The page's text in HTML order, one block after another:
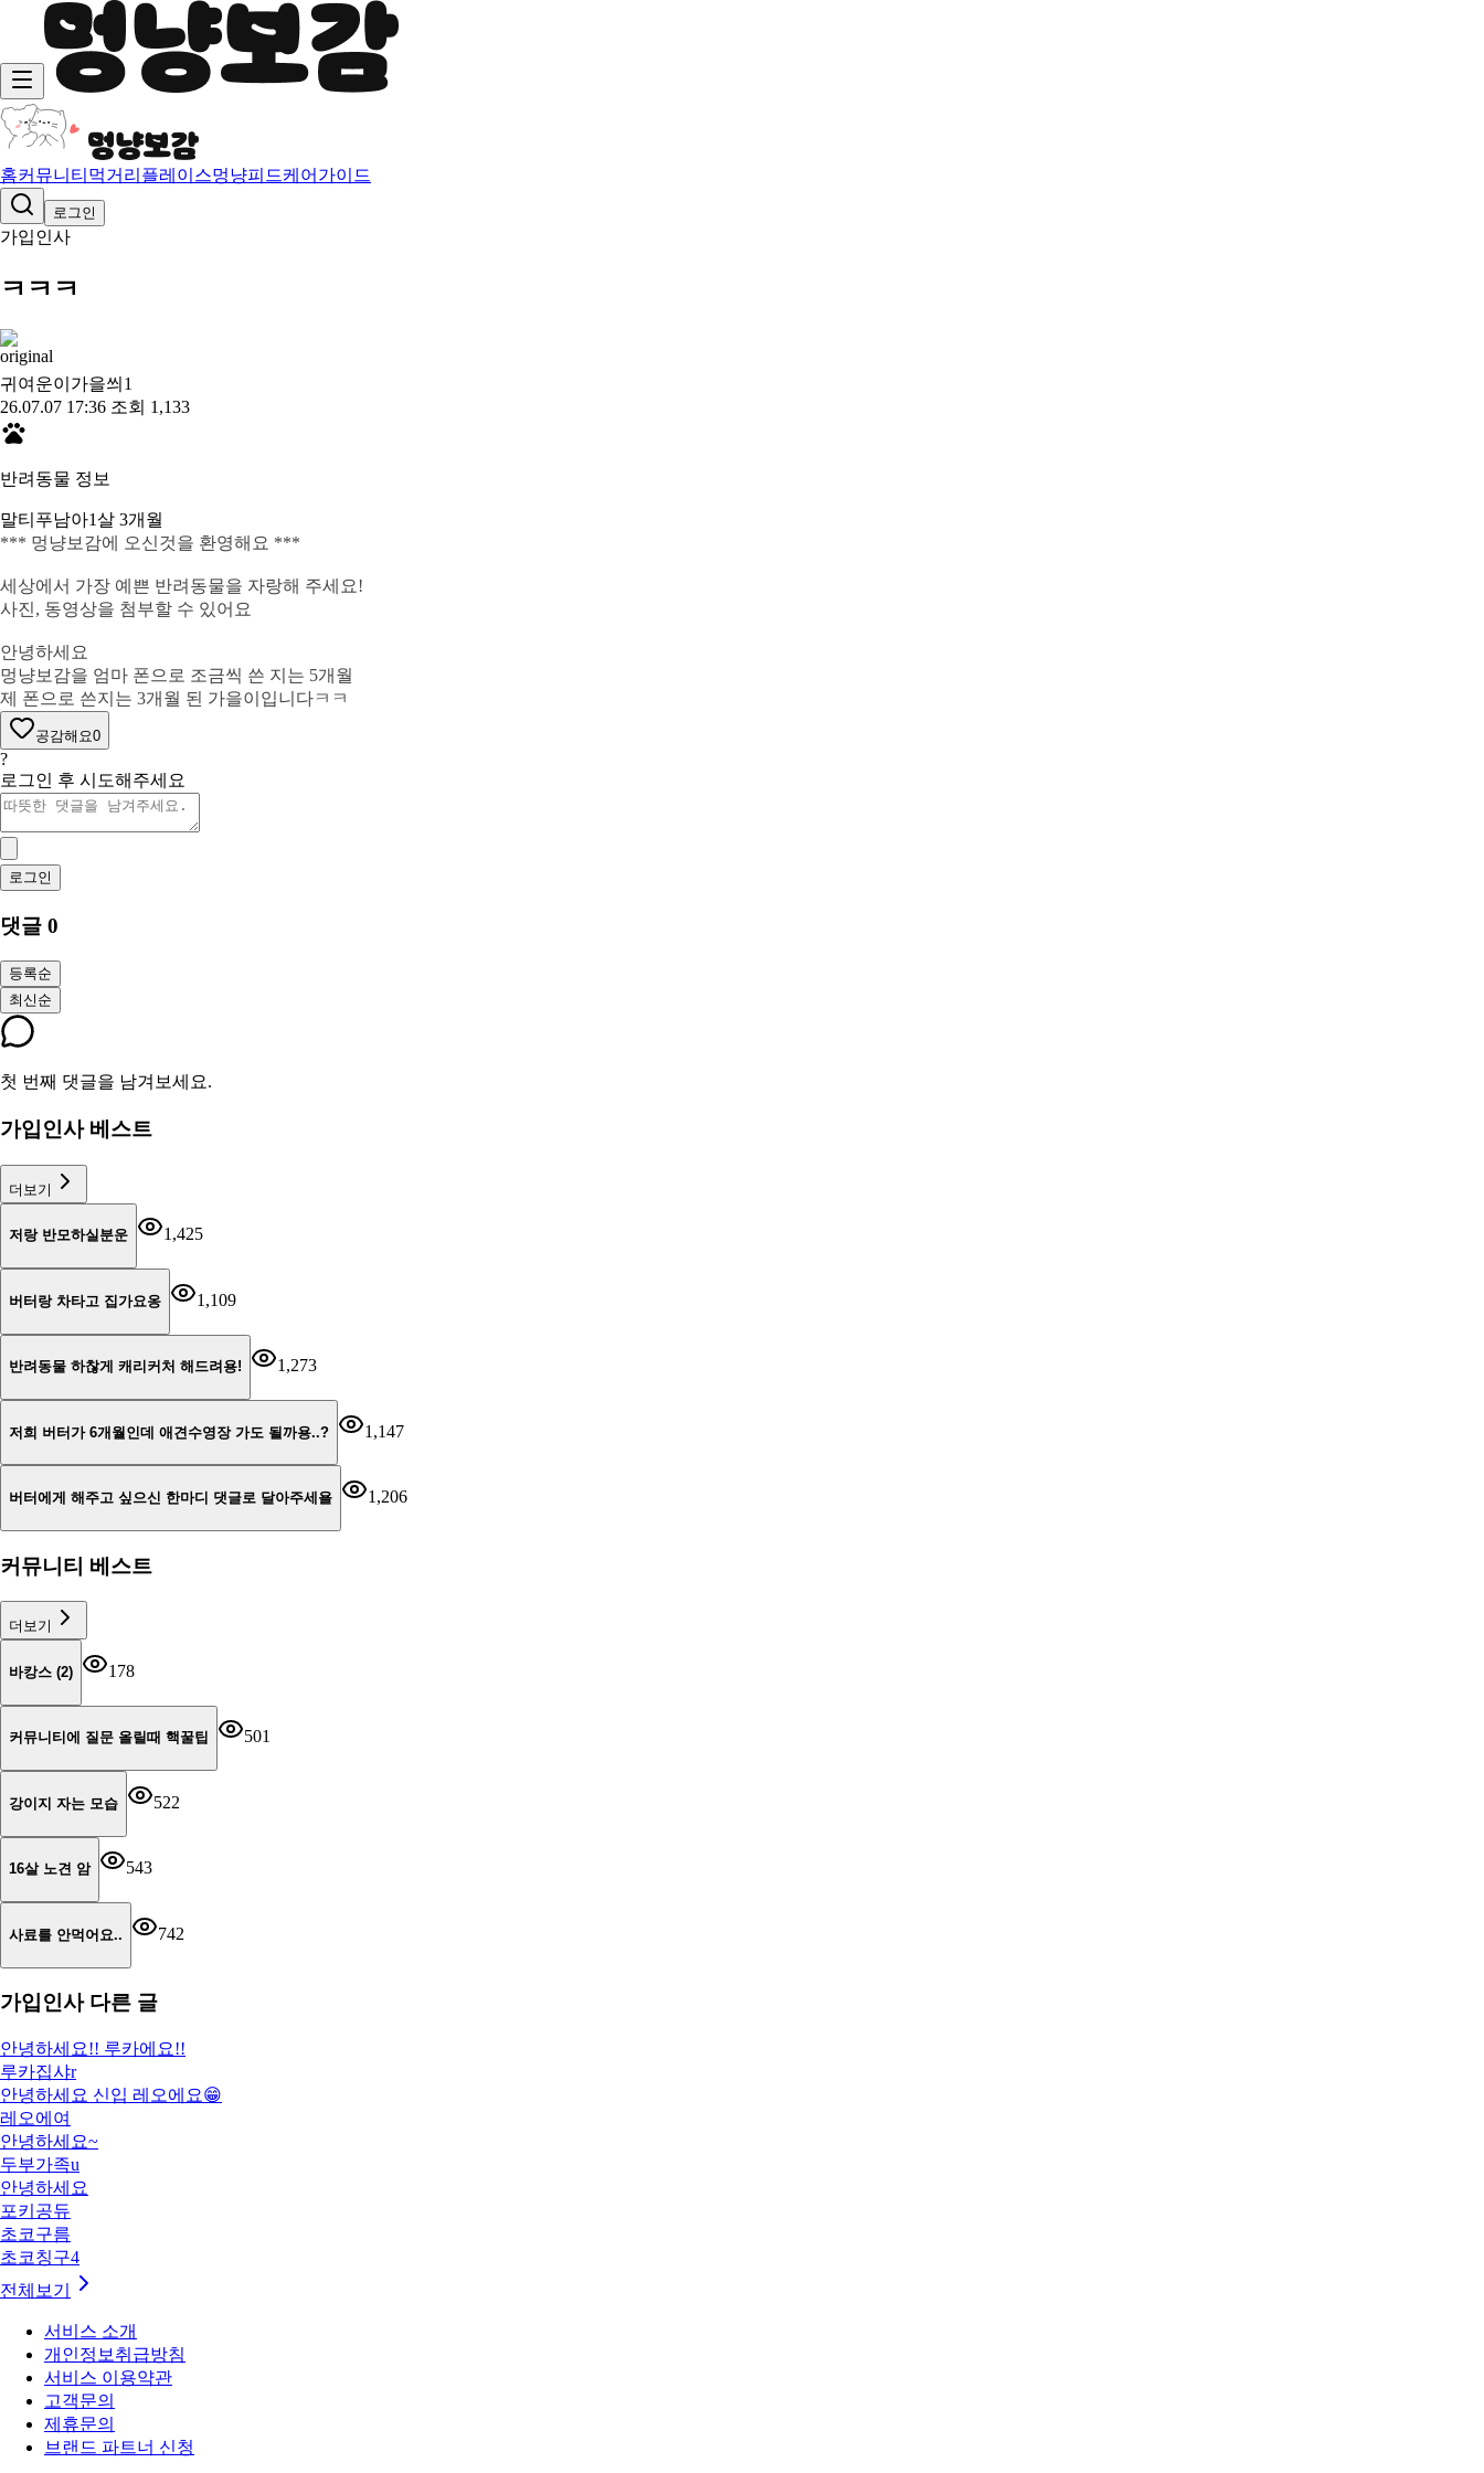
홈커뮤니티 먹거리 플레이스멍냥피드케어가이드
로그인
가입인사
ㅋㅋㅋ
귀여운이가을씌 1
26.07.07 17:36 조회 1,133
반려동물 정보
말티푸남아1살 3개월
*** 멍냥보감에 오신것을 환영해요 ***
세상에서 가장 예쁜 반려동물을 자랑해 주세요!
사진, 동영상을 첨부할 수 있어요
안녕하세요
멍냥보감을 엄마 폰으로 조금씩 쓴 지는 5개월
제 폰으로 쓴지는 3개월 된 가을이입니다ㅋㅋ
공감해요0
?
로그인 후 시도해주세요
로그인
댓글 0
등록순
최신순
첫 번째 댓글을 남겨보세요.
가입인사 베스트
더보기
저랑 반모하실분운 1,425
버터랑 차타고 집가요옹 1,109
반려동물 하찮게 캐리커처 해드려용! 1,273
저희 버터가 6개월인데 애견수영장 가도 될까용..? 1,147
버터에게 해주고 싶으신 한마디 댓글로 달아주세욜 1,206
커뮤니티 베스트
더보기
바캉스 (2) 178
커뮤니티에 질문 올릴때 핵꿀팁 501
강이지 자는 모습 522
16살 노견 암 543
사료를 안먹어요.. 742
가입인사다른 글
안녕하세요!! 루카에요!!
루카집샤r
안녕하세요 신입 레오에요😁
레오에여
안녕하세요~
두부가족u
안녕하세요
포키공듀
초코구름
초코칭구4
전체보기
서비스 소개
개인정보취급방침
서비스 이용약관
고객문의
제휴문의
브랜드 파트너 신청